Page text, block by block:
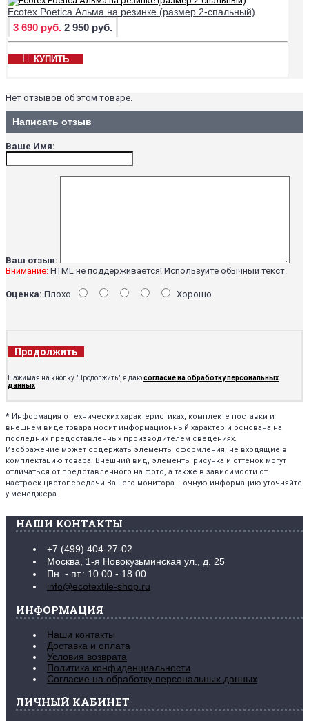
Ecotex Poetica Альма на резинке (размер 2-спальный)
3 690 руб. 2 950 руб.
КУПИТЬ
Нет отзывов об этом товаре.
Написать отзыв
Ваше Имя:
Ваш отзыв:
Внимание: HTML не поддерживается! Используйте обычный текст.
Оценка: Плохо Хорошо
Продолжить
Нажимая на кнопку "Продолжить", я даюсогласие на обработку персональных
данных
* Информация о технических характеристиках, комплекте поставки и
внешнем виде товара носит информационный характер и основана на
последних предоставленных производителем сведениях.
Изображение может содержать элементы оформления, не входящие в
комплектацию товара. Внешний вид, элементы рисунка и оттенок могут
отличаться от представленного на фото, а также в зависимости от
настроек цветопередачи Вашего монитора. Точную информацию уточняйте
у менеджера.
НАШИ КОНТАКТЫ
+7 (499) 404-27-02
Москва, 1-я Новокузьминская ул., д. 25
Пн. - пт.: 10.00 - 18.00
info@ecotextile-shop.ru
ИНФОРМАЦИЯ
Наши контакты
Доставка и оплата
Условия возврата
Политика конфиденциальности
Согласие на обработку персональных данных
ЛИЧНЫЙ КАБИНЕТ